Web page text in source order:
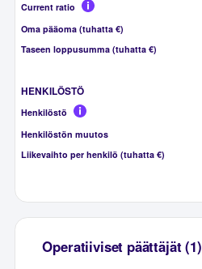
Current ratio
Oma pääoma (tuhatta €)
Taseen loppusumma (tuhatta €)
HENKILÖSTÖ
Henkilöstö
Henkilöstön muutos
Liikevaihto per henkilö (tuhatta €)
Operatiiviset päättäjät (1)